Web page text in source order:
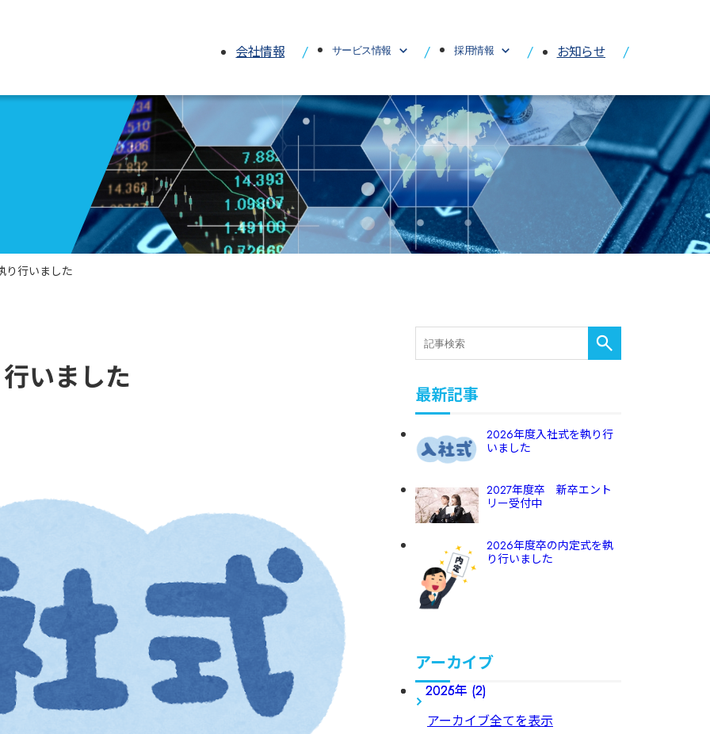
会社情報 サービス情報
ITコンサルティング
ソフトウェア開発
開発実績
採用情報
採用情報
新卒採用について
中途採用について
お知らせ
り行いました
いました 最新記事
2026年度入社式を執り行
いました
2027年度卒 新卒エント
リー受付中
2026年度卒の内定式を執
り行いました
アーカイブ
2026年 (2)
2025年 (2)
アーカイブ全てを表示